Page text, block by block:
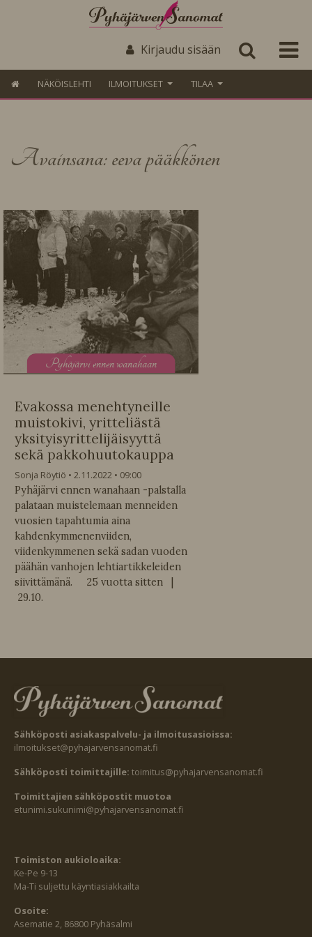
Kirjaudu sisään
NÄKÖISLEHTI ILMOITUKSET TILAA
Avainsana: eeva pääkkönen
Pyhäjärvi ennen wanahaan
Evakossa menehtyneille
muistokivi, yritteliästä
yksityisyrittelijäisyyttä
sekä pakkohuutokauppa
Sonja Röytiö 2.11.2022
09:00
Pyhäjärvi ennen wanahaan -palstalla
palataan muistelemaan menneiden
vuosien tapahtumia aina
kahdenkymmenenviiden,
viidenkymmenen sekä sadan vuoden
päähän vanhojen lehtiartikkeleiden
siivittämänä. 25 vuotta sitten |
29.10.
Sähköposti asiakaspalvelu- ja ilmoitusasioissa:
ilmoitukset@pyhajarvensanomat.fi
Sähköposti toimittajille: toimitus@pyhajarvensanomat.fi
Toimittajien sähköpostit muotoa
etunimi.sukunimi@pyhajarvensanomat.fi
Toimiston aukioloaika:
Ke-Pe 9-13
Ma-Ti suljettu käyntiasiakkailta
Osoite:
Asematie 2, 86800 Pyhäsalmi